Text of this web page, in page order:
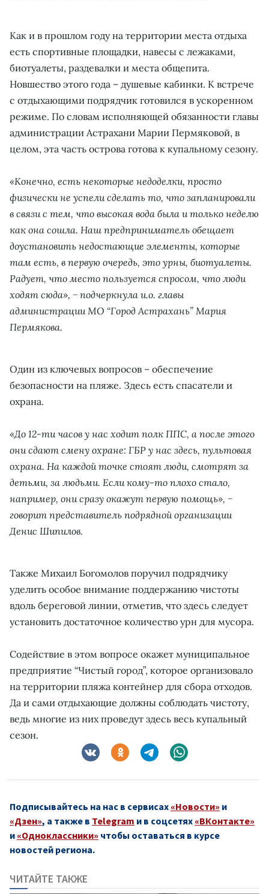
Как и в прошлом году на территории места отдыха
есть спортивные площадки, навесы с лежаками,
биотуалеты, раздевалки и места общепита.
Новшество этого года – душевые кабинки. К встрече
с отдыхающими подрядчик готовился в ускоренном
режиме. По словам исполняющей обязанности главы
администрации Астрахани Марии Пермяковой, в
целом, эта часть острова готова к купальному сезону.
«Конечно, есть некоторые недоделки, просто
физически не успели сделать то, что запланировали
в связи с тем, что высокая вода была и только неделю
как она сошла. Наш предприниматель обещает
доустановить недостающие элементы, которые
там есть, в первую очередь, это урны, биотуалеты.
Радует, что место пользуется спросом, что люди
ходят сюда», − подчеркнула и.о. главы
администрации МО “Город Астрахань” Мария
Пермякова.
Один из ключевых вопросов – обеспечение
безопасности на пляже. Здесь есть спасатели и
охрана.
«До 12-ти часов у нас ходит полк ППС, а после этого
они сдают смену охране: ГБР у нас здесь, пультовая
охрана. На каждой точке стоят люди, смотрят за
детьми, за людьми. Если кому-то плохо стало,
например, они сразу окажут первую помощь», −
говорит представитель подрядной организации
Денис Шипилов.
Также Михаил Богомолов поручил подрядчику
уделить особое внимание поддержанию чистоты
вдоль береговой линии, отметив, что здесь следует
установить достаточное количество урн для мусора.
Содействие в этом вопросе окажет муниципальное
предприятие “Чистый город”, которое организовало
на территории пляжа контейнер для сбора отходов.
Да и сами отдыхающие должны соблюдать чистоту,
ведь многие из них проведут здесь весь купальный
сезон.
Подписывайтесь на нас в сервисах «Новости» и
«Дзен», а также в Telegram и в соцсетях «ВКонтакте»
и «Одноклассники» чтобы оставаться в курсе
новостей региона.
ЧИТАЙТЕ ТАКЖЕ